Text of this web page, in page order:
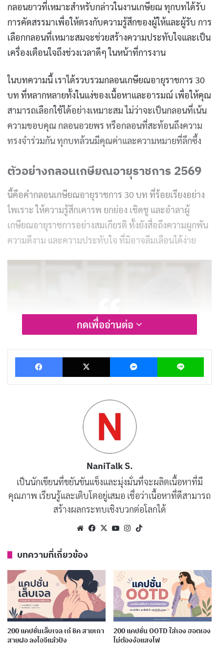
กลอนยาวที่เหมาะสำหรับกล่าวในงานเกษียณ ทุกบทได้รับ
การคัดสรรมาเพื่อให้ตรงกับความรู้สึกของผู้ให้และผู้รับ การ
เลือกกลอนที่เหมาะสมจะช่วยสร้างความประทับใจและเป็น
เครื่องเตือนใจถึงช่วงเวลาดีๆ ในหน้าที่การงาน
ในบทความนี้ เราได้รวบรวมกลอนเกษียณอายุราชการ 30
บท ที่หลากหลายทั้งในแง่ของเนื้อหาและอารมณ์ เพื่อให้คุณ
สามารถเลือกใช้ได้อย่างเหมาะสม ไม่ว่าจะเป็นกลอนที่เน้น
ความขอบคุณ กลอนอวยพร หรือกลอนที่สะท้อนถึงความ
ทรงจำร่วมกัน ทุกบทล้วนมีคุณค่าและความหมายที่ลึกซึ้ง
ตัวอย่างกลอนเกษียณอายุราชการ 2569
นี้คือคำกลอนเกษียณอายุราชการ 30 บท ที่ร้อยเรียงอย่าง
ไพเราะ ให้ความรู้สึกเคารพ ยกย่อง เชิดชู และอำลาผู้
เกษียณอายุราชการอย่างสมเกียรติ ทั้งยังสื่อถึงความผูกพัน
ความดีงาม และความประทับใจ ที่มิอาจลืมเลือนได้ง่าย
กาลเวลาเคลื่อนคล้อยลอยผ่านพ้น
ถึงวารจนอำลางานอันยิ่งใหญ่
สี่สิบปีที่ทุ่มเทแรงใจ
ฝากผลงานไว้ให้คนชื่นชม
บทความที่เกี่ยวข้อง
200 แคปชั่นเที่ยวเกาหลี เก็บความทรงจำสุดคิ้วท์
เผยแพร่เมื่อ: 4 วัน ที่ผ่านมา
200 แคปชั่นโอมากาเสะ ฟีลกูร์เมต์ขั้นเทพ เป๊ะปัง
ทุกโมเมนต์
เผยแพร่เมื่อ: 5 วัน ที่ผ่านมา
กดเพื่ออ่านต่อ
Facebook X Messenger Line
NaniTalk S.
เป็นนักเขียนที่ขยันขันแข็งและมุ่งมั่นที่จะผลิตเนื้อหาที่มี
คุณภาพ เรียนรู้และเติบโตอยู่เสมอ เชื่อว่าเนื้อหาที่ดีสามารถ
สร้างผลกระทบเชิงบวกต่อโลกได้
WebsiteFacebook
X YouTubeInstagram
บทความที่เกี่ยวข้อง
200 แคปชั่นเล็บเจล เก๋ ชิค สายเกา
สายฝอ ลงไอจีแล้วปัง
200 แคปชั่น OOTD ใส่เอง ฮอตเอง
ไม่ต้องง้อแสงไฟ